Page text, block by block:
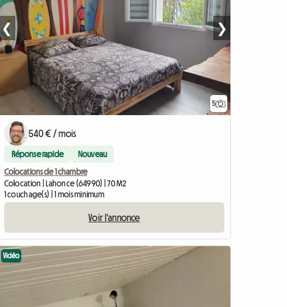
5
❮ ❯
540 € / mois
Réponse rapide Nouveau
Colocations de 1 chambre
Colocation | Lahonce (64990) | 70 M2
1 couchage(s) | 1 mois minimum
Voir l'annonce
Vidéo